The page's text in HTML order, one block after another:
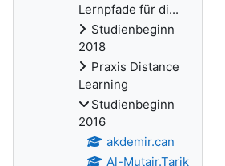
Lernpfade für di...
Studienbeginn
2018
Praxis Distance
Learning
Studienbeginn
2016
akdemir.can
Al-Mutair.Tarik